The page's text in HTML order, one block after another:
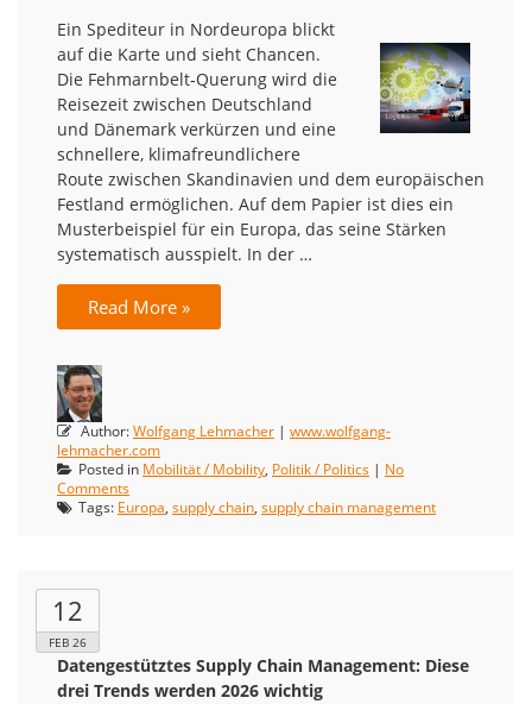
Ein Spediteur in Nordeuropa blickt
auf die Karte und sieht Chancen.
Die Fehmarnbelt‑Querung wird die
Reisezeit zwischen Deutschland
und Dänemark verkürzen und eine
schnellere, klimafreundlichere
Route zwischen Skandinavien und dem europäischen
Festland ermöglichen. Auf dem Papier ist dies ein
Musterbeispiel für ein Europa, das seine Stärken
systematisch ausspielt. In der …
Read More »
Author:Wolfgang Lehmacher | www.wolfgang-
lehmacher.com
Posted in Mobilität / Mobility, Politik / Politics | No
Comments
Tags: Europa, supply chain, supply chain management
12
FEB 26
Datengestütztes Supply Chain Management: Diese
drei Trends werden 2026 wichtig